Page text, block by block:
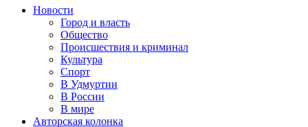
Новости
Город и власть
Общество
Происшествия и криминал
Культура
Спорт
В Удмуртии
В России
В мире
Авторская колонка